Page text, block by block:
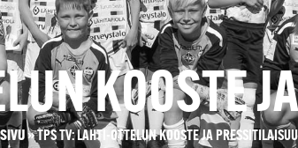
KOOSTE
»TPS TV: LAHTI-OTTELUN KOOSTE JA